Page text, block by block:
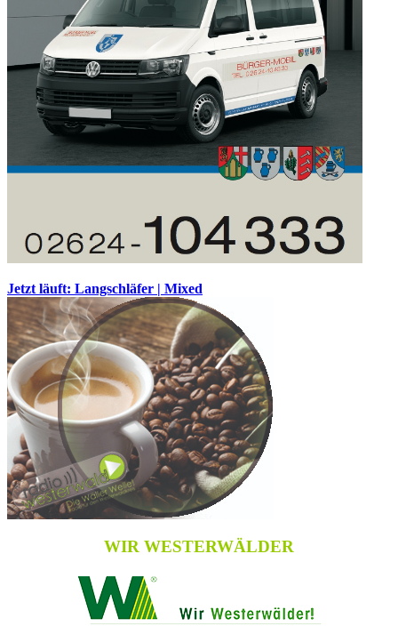
Jetzt läuft: Langschläfer | Mixed
WIR WESTERWÄLDER